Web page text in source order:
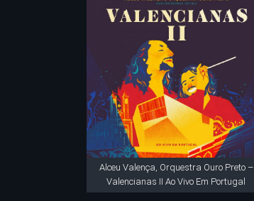
Alceu Valença, Orquestra Ouro Preto –
Valencianas II Ao Vivo Em Portugal